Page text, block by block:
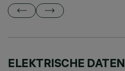
ELEKTRISCHE DATEN